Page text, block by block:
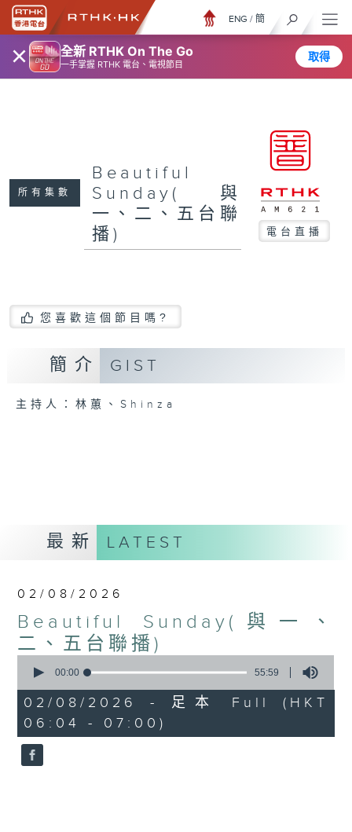
× 全新 RTHK On The Go
一手掌握 RTHK 電台、電視節目
取得
ENG / 簡
所有集數
Beautiful
Sunday(與
一、二、五台聯
播)
電台直播
您喜歡這個節目嗎?
簡介 GIST
主持人：林蕙、Shinza
最新 LATEST
02/08/2026
Beautiful Sunday(與一、
二、五台聯播)
seconds
55
minutes,
59
seconds
00:00 55:59
02/08/2026 - 足本 Full (HKT
06:04 - 07:00)